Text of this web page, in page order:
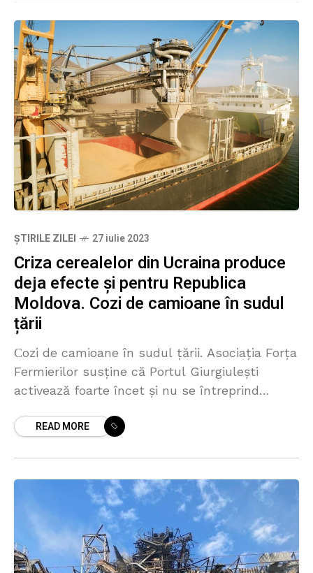
ȘTIRILE ZILEI 27 iulie 2023
Criza cerealelor din Ucraina produce
deja efecte și pentru Republica
Moldova. Cozi de camioane în sudul
țării
Сozi de camioane în sudul țării. Asociația Forța
Fermierilor susține că Portul Giurgiulești
activează foarte încet și nu se întreprind
mărfurilor. În aceste
READ MORE